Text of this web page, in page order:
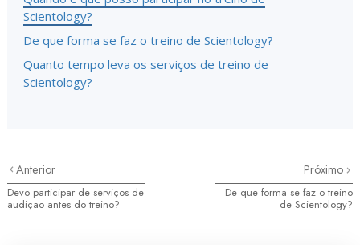
Scientology?
De que forma se faz o treino de Scientology?
Quanto tempo leva os serviços de treino de
Scientology?
Anterior
Devo participar de serviços de
audição antes do treino?
Próximo
De que forma se faz o treino
de Scientology?